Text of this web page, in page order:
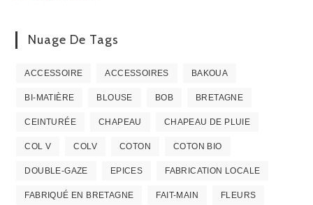
Nuage De Tags
ACCESSOIRE ACCESSOIRES BAKOUA
BI-MATIÈRE BLOUSE BOB BRETAGNE
CEINTURÉE CHAPEAU CHAPEAU DE PLUIE
COL V COLV COTON COTON BIO
DOUBLE-GAZE EPICES FABRICATION LOCALE
FABRIQUÉ EN BRETAGNE FAIT-MAIN FLEURS